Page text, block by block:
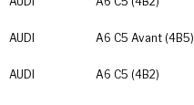
AUDI
A6 C5 Avant (4B5)
AUDI
A6 C5 (4B2)